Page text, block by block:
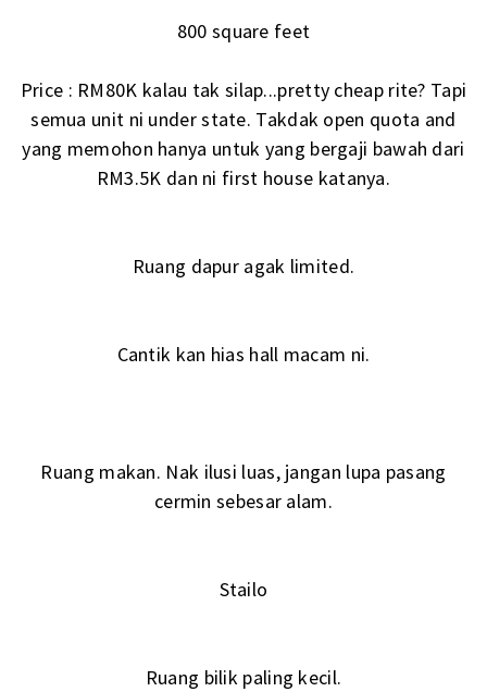
800 square feet
Price : RM80K kalau tak silap...pretty cheap rite? Tapi
semua unit ni under state. Takdak open quota and
yang memohon hanya untuk yang bergaji bawah dari
RM3.5K dan ni first house katanya.
Ruang dapur agak limited.
Cantik kan hias hall macam ni.
Ruang makan. Nak ilusi luas, jangan lupa pasang
cermin sebesar alam.
Stailo
Ruang bilik paling kecil.